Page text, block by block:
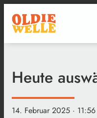
Heute
14. Februar 2025 ·